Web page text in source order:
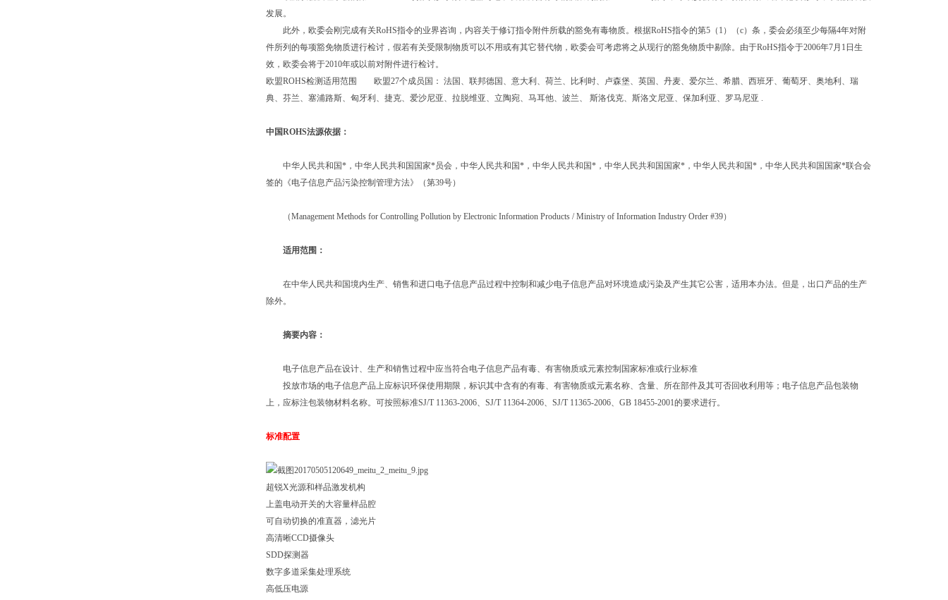
发展。
此外，欧委会刚完成有关RoHS指令的业界咨询，内容关于修订指令附件所载的豁免有毒物质。根据RoHS指令的第5（1）（c）条，委会必须至少每隔4年对附
件所列的每项豁免物质进行检讨，假若有关受限制物质可以不用或有其它替代物，欧委会可考虑将之从现行的豁免物质中剔除。由于RoHS指令于2006年7月1日生
效，欧委会将于2010年或以前对附件进行检讨。
欧盟ROHS检测适用范围 欧盟27个成员国： 法国、联邦德国、意大利、荷兰、比利时、卢森堡、英国、丹麦、爱尔兰、希腊、西班牙、葡萄牙、奥地利、瑞
典、芬兰、塞浦路斯、匈牙利、捷克、爱沙尼亚、拉脱维亚、立陶宛、马耳他、波兰、 斯洛伐克、斯洛文尼亚、保加利亚、罗马尼亚 .
中国ROHS法源依据：
中华人民共和国*，中华人民共和国国家*员会，中华人民共和国*，中华人民共和国*，中华人民共和国国家*，中华人民共和国*，中华人民共和国国家*联合会
签的《电子信息产品污染控制管理方法》（第39号）
（Management Methods for Controlling Pollution by Electronic Information Products / Ministry of Information Industry Order #39）
适用范围：
在中华人民共和国境内生产、销售和进口电子信息产品过程中控制和减少电子信息产品对环境造成污染及产生其它公害，适用本办法。但是，出口产品的生产
除外。
摘要内容：
电子信息产品在设计、生产和销售过程中应当符合电子信息产品有毒、有害物质或元素控制国家标准或行业标准
投放市场的电子信息产品上应标识环保使用期限，标识其中含有的有毒、有害物质或元素名称、含量、所在部件及其可否回收利用等；电子信息产品包装物
上，应标注包装物材料名称。可按照标准SJ/T 11363-2006、SJ/T 11364-2006、SJ/T 11365-2006、GB 18455-2001的要求进行。
标准配置
超锐X光源和样品激发机构
上盖电动开关的大容量样品腔
可自动切换的准直器，滤光片
高清晰CCD摄像头
SDD探测器
数字多道采集处理系统
高低压电源